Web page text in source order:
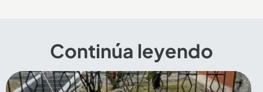
Continúa leyendo